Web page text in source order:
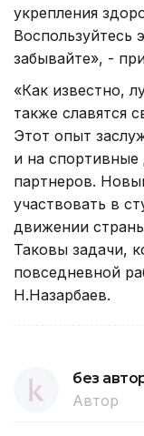
укрепления
Воспользуйтесь
забывайте», -
«Как известно,
также славятся
Этот опыт
и на
партнеров.
участвовать в
движении
Таковы задачи,
повседневной
Н.Назарбаев.
без
Автор